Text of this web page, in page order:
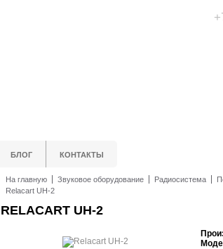
БЛОГ КОНТАКТЫ
На главную Звуковое оборудование Радиосистема
Relacart UH-2
RELACART UH-2